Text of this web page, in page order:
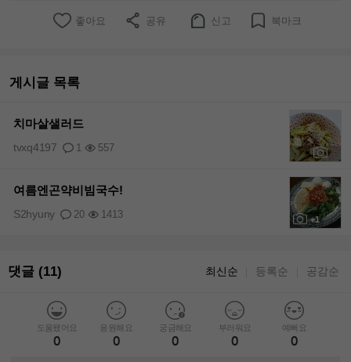
좋아요 공유 신고 북마크
게시글 목록
치마살샐러드
1 557
tvxq4197
+1
여름엔곤약비빔국수!
20 1413
S2hyuny
댓글 (11) 최신순 등록순 공감순
도움됐어요
0
응원해요
0
궁금해요
0
부러워요
0
예뻐요
0